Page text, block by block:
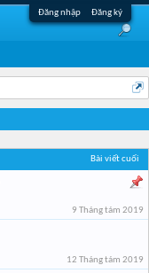
Đăng nhập Đăng ký
Bài viết cuối
9 Tháng tám 2019
12 Tháng tám 2019